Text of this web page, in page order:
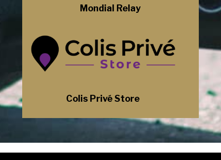
Mondial Relay
Colis Privé Store